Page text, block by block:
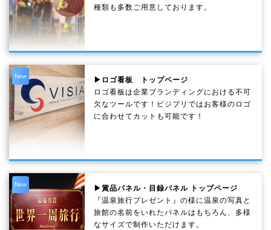
種類も多数ご用意しております。
New
▶ロゴ看板 トップページ
ロゴ看板は企業ブランディングにおける不可
欠なツールです！ビジプリではお客様のロゴ
に合わせてカットも可能です！
New
▶賞品パネル・目録パネル トップページ
『温泉旅行プレゼント』の様に温泉の写真と
旅館の名前をいれたパネルはもちろん、多様
なサイズで制作いただけます。